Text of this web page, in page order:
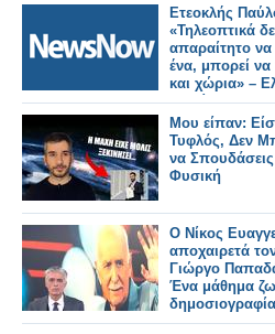
Ετεοκλής
«Τηλεοπτικά
απαραίτητο να
ένα, μπορεί να
και χώρια» –
Χατζίδου:
μέρα να το
και..»
Μου είπαν:
Τυφλός, Δεν
να Σπουδάσεις
Φυσική
Ο Νίκος
αποχαιρετά
Γιώργο
Ένα μάθημα